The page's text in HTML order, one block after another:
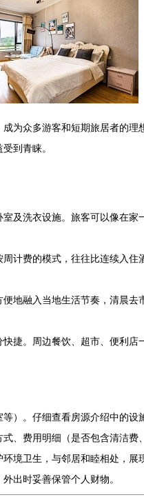
为众多游客和短期旅居者的
到青睐。
及洗衣设施。旅客可以像在
计费的模式，往往比连续入
地融入当地生活节奏，清晨
捷。周边餐饮、超市、便利
）。仔细查看房源介绍中的设
、费用明细（是否包含清洁费
境卫生，与邻居和睦相处，展
出时妥善保管个人财物。